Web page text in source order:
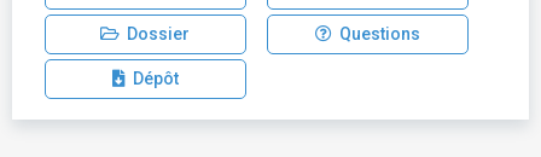
Dossier Questions
Dépôt